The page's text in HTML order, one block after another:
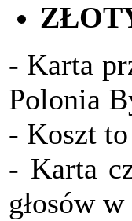
- Karta
Polonia
- Koszt
- Karta
głosów